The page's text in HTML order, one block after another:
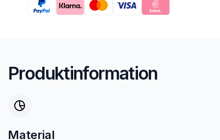
Produktinformation
Material